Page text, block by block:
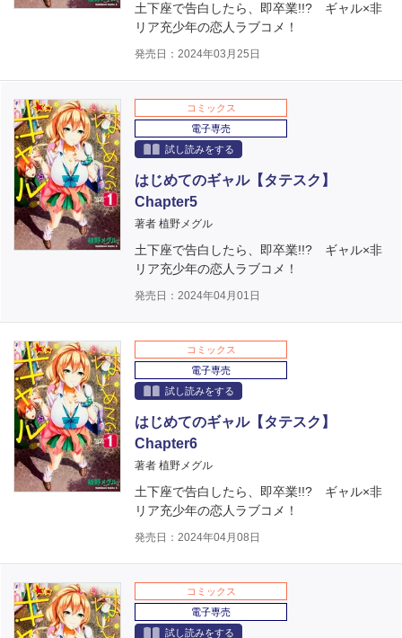
土下座で告白したら、即卒業!!? ギャル×非
リア充少年の恋人ラブコメ！
発売日：2024年03月25日
コミックス
電子専売
試し読みをする
はじめてのギャル【タテスク】
Chapter5
著者 植野メグル
土下座で告白したら、即卒業!!? ギャル×非
リア充少年の恋人ラブコメ！
発売日：2024年04月01日
コミックス
電子専売
試し読みをする
はじめてのギャル【タテスク】
Chapter6
著者 植野メグル
土下座で告白したら、即卒業!!? ギャル×非
リア充少年の恋人ラブコメ！
発売日：2024年04月08日
コミックス
電子専売
試し読みをする